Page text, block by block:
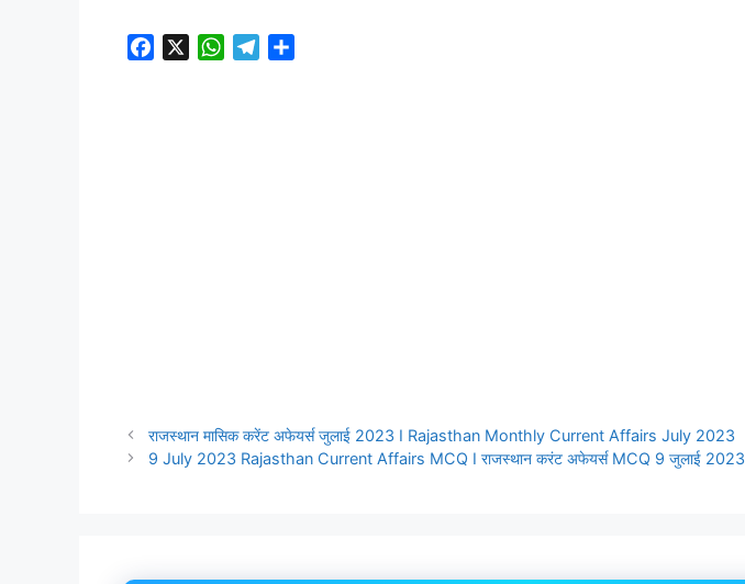
W
राजस्थान मासिक करेंट अफेयर्स जुलाई 2023 I Rajasthan Monthly Current Affairs July 2023
9 July 2023 Rajasthan Current Affairs MCQ I राजस्थान करंट अफेयर्स MCQ 9 जुलाई 2023